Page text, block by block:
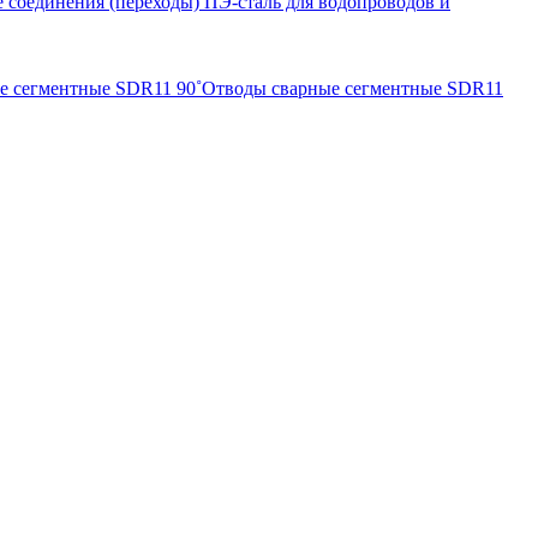
сегментные SDR11 90˚Отводы сварные сегментные SDR11